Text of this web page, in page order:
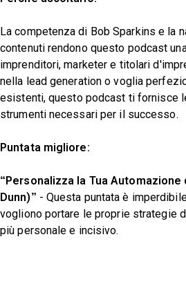
La competenza di Bob Sparkins e la
contenuti rendono questo podcast
imprenditori, marketer e titolari
nella lead generation o voglia
esistenti, questo podcast ti fornisce
strumenti necessari per il successo.
Puntata migliore:
“Personalizza la Tua Automazione
Dunn)” - Questa puntata è
vogliono portare le proprie strategie
più personale e incisivo.